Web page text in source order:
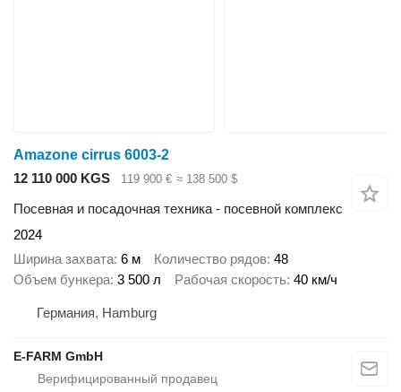
Amazone cirrus 6003-2
12 110 000 KGS
119 900 € ≈ 138 500 $
Посевная и посадочная техника - посевной комплекс
2024
Ширина захвата 6 м Количество рядов 48
Объем бункера 3 500 л Рабочая скорость 40 км/ч
Германия, Hamburg
E-FARM GmbH